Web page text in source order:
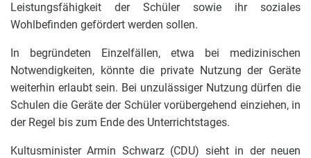
Leistungsfähigkeit der Schüler sowie ihr soziales
Wohlbefinden gefördert werden sollen.
In begründeten Einzelfällen, etwa bei medizinischen
Notwendigkeiten, könnte die private Nutzung der Geräte
weiterhin erlaubt sein. Bei unzulässiger Nutzung dürfen die
Schulen die Geräte der Schüler vorübergehend einziehen, in
der Regel bis zum Ende des Unterrichtstages.
Kultusminister Armin Schwarz (CDU) sieht in der neuen